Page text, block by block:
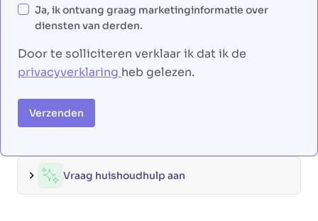
Ja, ik ontvang graag marketinginformatie over
diensten van derden.
Door te solliciteren verklaar ik dat ik de
privacyverklaring heb gelezen.
Verzenden
Vraag huishoudhulp aan